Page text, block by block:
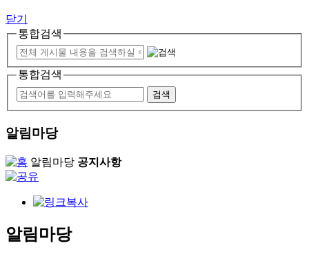
닫기
통합검색
통합검색
알림마당
알림마당 공지사항
알림마당